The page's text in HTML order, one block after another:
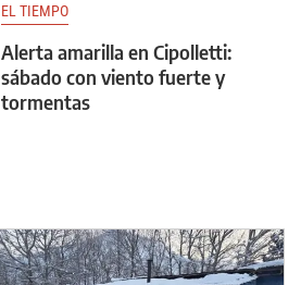
EL TIEMPO
Alerta amarilla en Cipolletti:
sábado con viento fuerte y
tormentas